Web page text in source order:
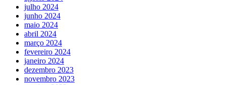
julho 2024
junho 2024
maio 2024
abril 2024
março 2024
fevereiro 2024
janeiro 2024
dezembro 2023
novembro 2023